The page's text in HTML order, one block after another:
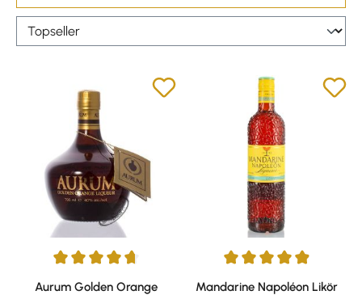
Durchschnittliche Bewertung von 4.8 von 5 Sternen
Aurum Golden Orange
Durchschnittliche Bewertung
Mandarine Napoléon Likör